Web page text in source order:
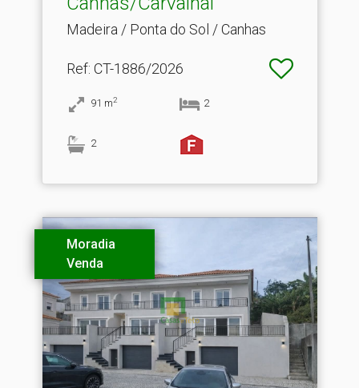
Madeira / Ponta do Sol / Canhas
Ref: CT-1886/2026
91 m2 2
2
Moradia
Venda